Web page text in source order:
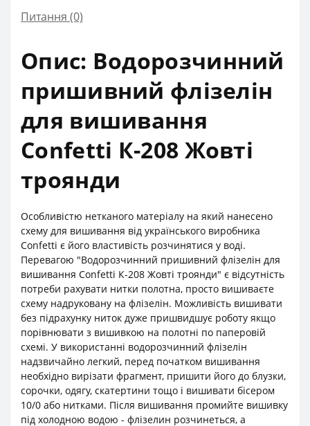
Питання (0)
Опис: Водорозчинний
пришивний флізелін
для вишивання
Confetti К-208 Жовті
троянди
Особливістю нетканого матеріалу на який нанесено
схему для вишивання від українського виробника
Confetti є його властивість розчинятися у воді.
Перевагою "Водорозчинний пришивний флізелін для
вишивання Confetti К-208 Жовті троянди" є відсутність
потреби рахувати нитки полотна, просто вишиваєте
схему надруковану на флізелін. Можливість вишивати
без підрахунку ниток дуже пришвидшує роботу якщо
порівнювати з вишивкою на полотні по паперовій
схемі. У використанні водорозчинний флізелін
надзвичайно легкий, перед початком вишивання
необхідно вирізати фрагмент, пришити його до блузки,
сорочки, одягу, скатертини тощо і вишивати бісером
10/0 або нитками. Після вишивання промийте вишивку
під холодною водою - флізелин розчинеться, а